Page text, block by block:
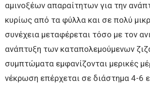
αμινοξέων απαραίτητων για την
κυρίως από τα φύλλα και σε πολύ
συνέχεια μεταφέρεται τόσο με τον
ανάπτυξη των καταπολεμούμενων
συμπτώματα εμφανίζονται μερικές
νέκρωση επέρχεται σε διάστημα 4-6